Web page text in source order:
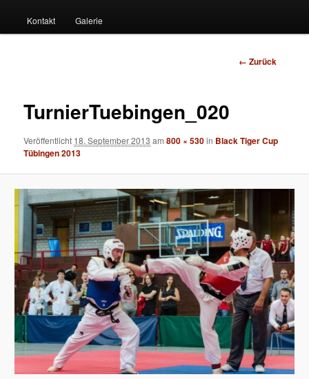
Kontakt Galerie
Bilder-
← Zurück
TurnierTuebingen_020
Veröffentlicht 18. September 2013 am800 × 530in Black Tiger Cup
Tübingen 2013